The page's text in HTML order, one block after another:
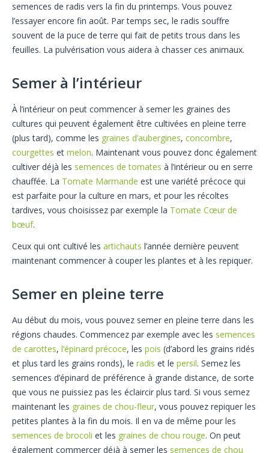
semences de radis vers la fin du printemps. Vous pouvez
l’essayer encore fin août. Par temps sec, le radis souffre
souvent de la puce de terre qui fait de petits trous dans les
feuilles. La pulvérisation vous aidera à chasser ces animaux.
Semer à l’intérieur
À l’intérieur on peut commencer à semer les graines des
cultures qui peuvent également être cultivées en pleine terre
(plus tard), comme les graines d’aubergines, concombre,
courgettes et melon. Maintenant vous pouvez donc également
cultiver déjà les semences de tomates à l’intérieur ou en serre
chauffée. La Tomate Marmande est une variété précoce qui
est parfaite pour la culture en mars, et pour les récoltes
tardives, vous choisissez par exemple la Tomate Cœur de
bœuf.
Ceux qui ont cultivé les artichauts l’année dernière peuvent
maintenant commencer à couper les plantes et à les repiquer.
Semer en pleine terre
Au début du mois, vous pouvez semer en pleine terre dans les
régions chaudes. Commencez par exemple avec les semences
de carottes, l’épinard précoce, les pois (d’abord les grains ridés
et plus tard les grains ronds), le radis et le persil. Semez les
semences d’épinard de préférence à grande distance, de sorte
que vous ne puissiez pas les éclaircir plus tard. Si vous semez
maintenant les graines de chou-fleur, vous pouvez repiquer les
petites plantes à la fin du mois. Il en va de même pour les
semences de brocoli et les graines de chou rouge. On peut
également commercer déjà à semer les semences de chou